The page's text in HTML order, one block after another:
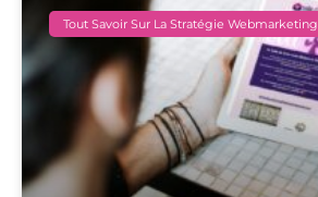
Tout Savoir Sur La Stratégie Webmarketing